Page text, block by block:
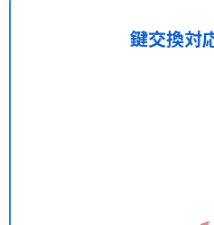
鍵交換対